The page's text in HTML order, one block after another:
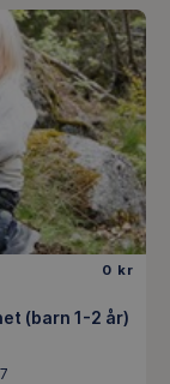
0 kr
(barn 1-2 år)